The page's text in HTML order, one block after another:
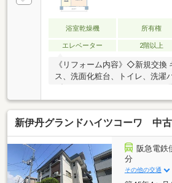
業務スーパー…約710ｍ・オアシ
キリン堂…約240ｍ・桜台小学
浴室乾燥機 所有権
エレベーター
2階以上
《リフォーム内容》◇新規交換
ス、洗面化粧台、トイレ、洗濯
クロス貼替、網戸張替、巾木
ル上貼、フローリング貼替、物
◇LDK フローリング貼替◇洋室
替、 CL内造作（枕棚・ハンガ
(3) フローリング貼、 CL内造作
プ取付）◇洗面 CF貼替、洗濯水
（可動棚取付）◇トイレ CF貼替
き器交換、換気扇交換
新伊丹グランドハイツコーワ 中
阪急電鉄
分
その他の交通